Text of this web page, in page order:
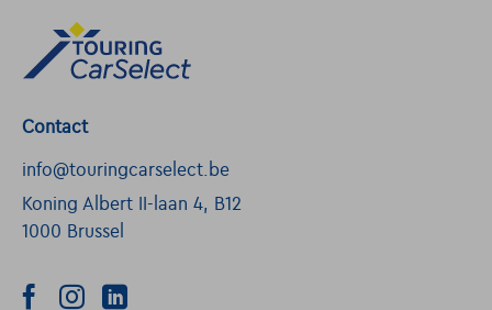
Contact
info@touringcarselect.be
Koning Albert II-laan 4, B12
1000 Brussel